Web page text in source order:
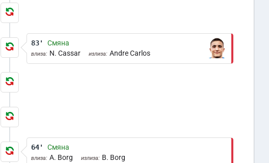
83' Смяна
влиза: N. Cassar излиза: Andre Carlos
64' Смяна
влиза: A. Borg излиза: B. Borg